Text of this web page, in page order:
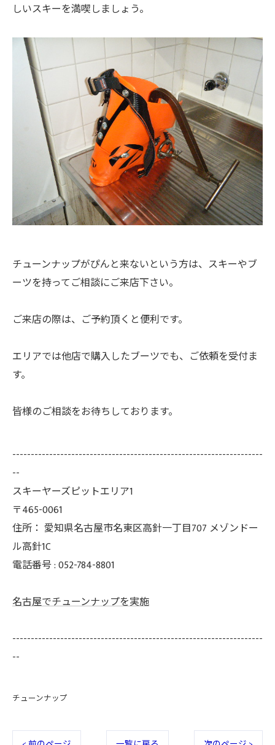
しいスキーを満喫しましょう。
チューンナップがぴんと来ないという方は、スキーやブ
ーツを持ってご相談にご来店下さい。
ご来店の際は、ご予約頂くと便利です。
エリアでは他店で購入したブーツでも、ご依頼を受付ま
す。
皆様のご相談をお待ちしております。
--------------------------------------------------------------------
--
スキーヤーズピットエリア1
〒465-0061
住所： 愛知県名古屋市名東区高針一丁目707 メゾンドー
ル高針1C
電話番号 :052-784-8801
名古屋でチューンナップを実施
--------------------------------------------------------------------
--
チューンナップ